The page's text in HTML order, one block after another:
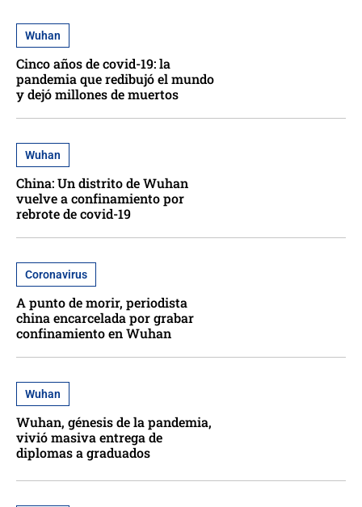
Wuhan
Cinco años de covid-19: la
pandemia que redibujó el mundo
y dejó millones de muertos
Wuhan
China: Un distrito de Wuhan
vuelve a confinamiento por
rebrote de covid-19
Coronavirus
A punto de morir, periodista
china encarcelada por grabar
confinamiento en Wuhan
Wuhan
Wuhan, génesis de la pandemia,
vivió masiva entrega de
diplomas a graduados